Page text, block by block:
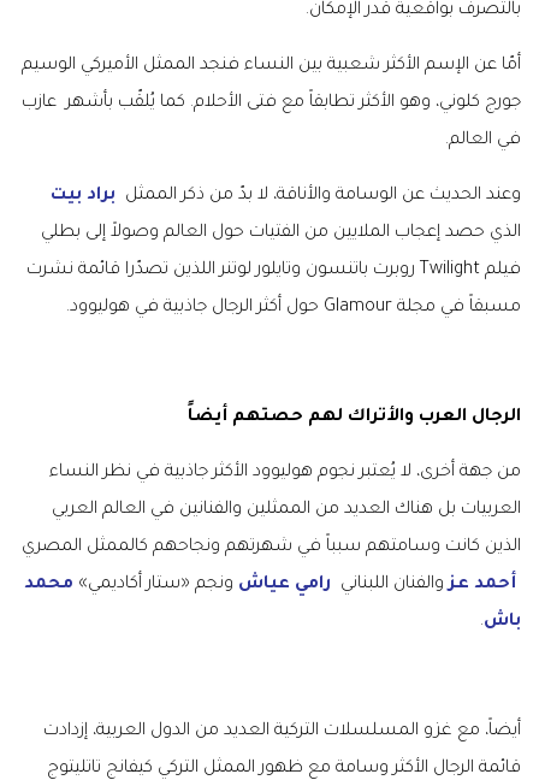
بالتصرف بواقعية قدر الإمكان.
أمّا عن الإسم الأكثر شعبية بين النساء فنجد الممثل الأميركي الوسيم
جورج كلوني، وهو الأكثر تطابقاً مع فتى الأحلام. كما يُلقّب بأشهر عازب
في العالم.
وعند الحديث عن الوسامة والأناقة، لا بدّ من ذكر الممثل براد بيت
الذي حصد إعجاب الملايين من الفتيات حول العالم وصولاً إلى بطلي
فيلم Twilight روبرت باتنسون وتايلور لوتنر اللذين تصدّرا قائمة نشرت
مسبقاً في مجلة Glamour حول أكثر الرجال جاذبية في هوليوود.
الرجال العرب والأتراك لهم حصتهم أيضاً
من جهة أخرى، لا يُعتبر نجوم هوليوود الأكثر جاذبية في نظر النساء
العربيات بل هناك العديد من الممثلين والفنانين في العالم العربي
الذين كانت وسامتهم سبباً في شهرتهم ونجاحهم كالممثل المصري
أحمد عزوالفنان اللبناني رامي عياش ونجم «ستار أكاديمي» محمد
باش.
أيضاً، مع غزو المسلسلات التركية العديد من الدول العربية، إزدادت
قائمة الرجال الأكثر وسامة مع ظهور الممثل التركي كيفانج تاتليتوج